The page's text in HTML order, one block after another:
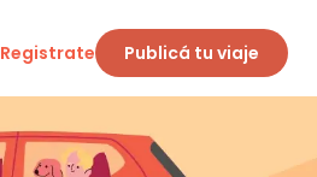
Registrate Publicá tu viaje